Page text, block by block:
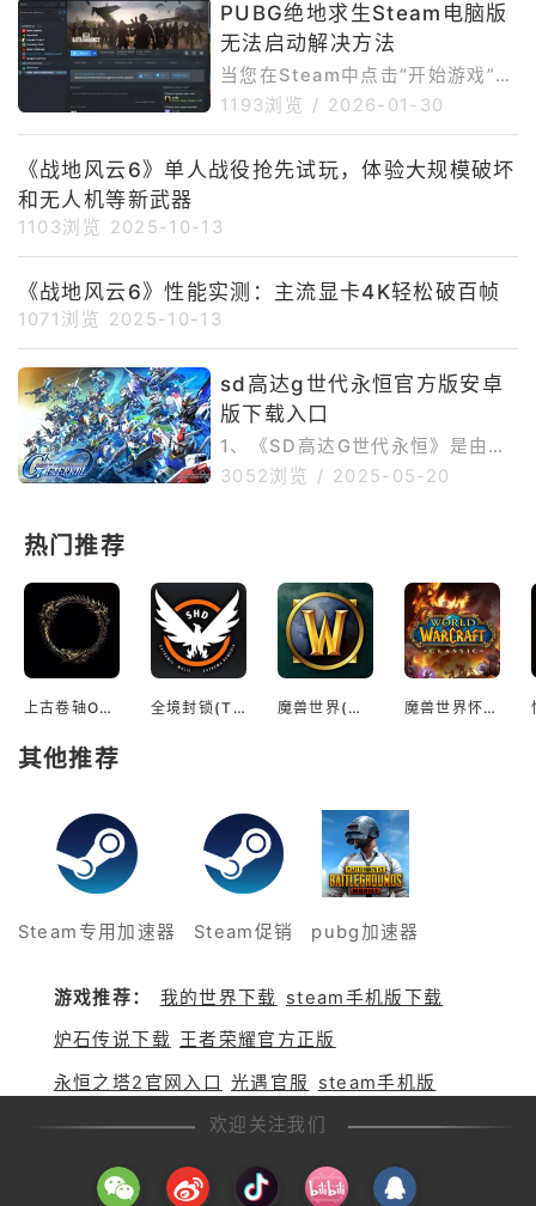
PUBG绝地求生Steam电脑版
无法启动解决方法
当您在Steam中点击“开始游戏”启
动PUBG:BATTLEGROUNDS
器中看到类似TslGame.exe（有
件）的PUBG进程，但游戏窗口始
终无法打开。这通常意味着PUBG
启动后在初始化初期失败，最常见
的原因是游戏文件损坏/缺失、开
X/驱动程序初始化冲突、安
1193浏览 / 2026-01-30
《战地风云6》单人战役抢先试玩，体验大规模破坏
和无人机等新武器
1103浏览 2025-10-13
《战地风云6》性能实测：主流显卡4K轻松破百帧
1071浏览 2025-10-13
sd高达g世代永恒官方版安卓
版下载入口
1、《SD高达G世代永恒》是由万
代南梦宫娱乐发行的高达题材策略
家通过编成机体小队参与跨时空战
役，核心玩法包含机体开发、角色
养成、回合制网格战斗及多人协作
副本，还原原作经典剧情与机师技
能组合系统。2、游戏官网：http
s://ggene.bn-ent.net，日服官
3052浏览 / 2025-05-20
热门推荐
上古卷轴Online(The Elder Scrolls Online) 全境封锁(The Division) 魔兽世界(World of Warcraft) 魔兽世界怀旧服(World of Warcraft Classic)
其他推荐
Steam专用加速器 Steam促销 pubg加速器
游戏推荐： 我的世界下载 steam手机版下载
炉石传说下载 王者荣耀官方正版
永恒之塔2官网入口 光遇官服
steam手机版
欢迎关注我们